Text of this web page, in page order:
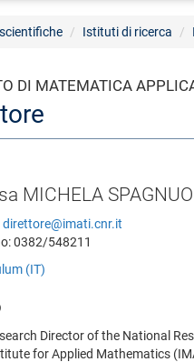
Istituti di ricerca
DI MATEMATICA
MICHELA
direttore@imati.cnr.it
0382/548211
(IT)
Director of the National
for Applied Mathematics